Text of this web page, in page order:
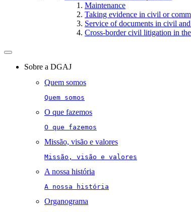
Maintenance
Taking evidence in civil or
Service of documents in civil
Cross-border civil litigation in
Toggle
navigationSobre a DGAJ
Quem somos
Quem somos
O que fazemos
O que fazemos
Missão, visão e valores
Missão, visão e valores
A nossa história
A nossa história
Organograma